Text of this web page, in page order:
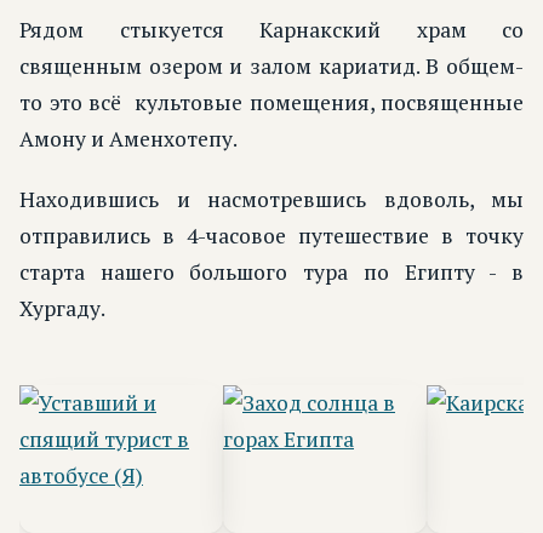
Рядом стыкуется Карнакский храм со
священным озером и залом кариатид. В общем-
то это всё культовые помещения, посвященные
Амону и Аменхотепу.
Находившись и насмотревшись вдоволь, мы
отправились в 4-часовое путешествие в точку
старта нашего большого тура по Египту - в
Хургаду.